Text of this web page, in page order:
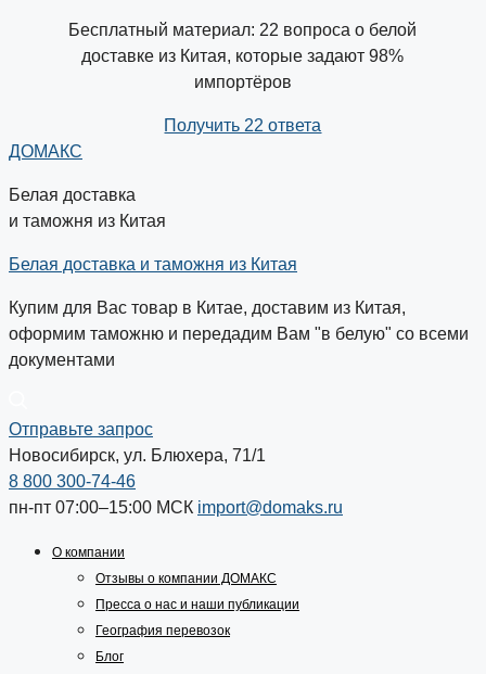
Бесплатный материал: 22 вопроса о белой
доставке из Китая, которые задают 98%
импортёров
Получить 22 ответа
ДОМАКС
Белая доставка
и таможня из Китая
Белая доставка и таможня из Китая
Купим для Вас товар в Китае, доставим из Китая,
оформим таможню и передадим Вам "в белую" со всеми
документами
Отправьте запрос
Новосибирск, ул. Блюхера, 71/1
8 800 300-74-46
пн-пт 07:00–15:00 МСК import@domaks.ru
О компании
Отзывы о компании ДОМАКС
Пресса о нас и наши публикации
География перевозок
Блог